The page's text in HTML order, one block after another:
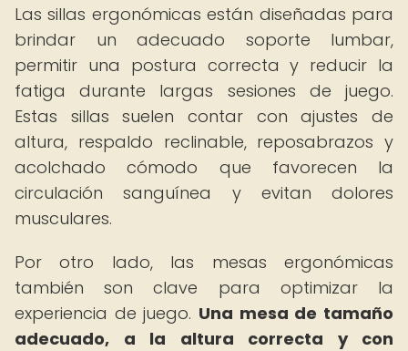
Las sillas ergonómicas están diseñadas para
brindar un adecuado soporte lumbar,
permitir una postura correcta y reducir la
fatiga durante largas sesiones de juego.
Estas sillas suelen contar con ajustes de
altura, respaldo reclinable, reposabrazos y
acolchado cómodo que favorecen la
circulación sanguínea y evitan dolores
musculares.
Por otro lado, las mesas ergonómicas
también son clave para optimizar la
experiencia de juego. Una mesa de tamaño
adecuado, a la altura correcta y con